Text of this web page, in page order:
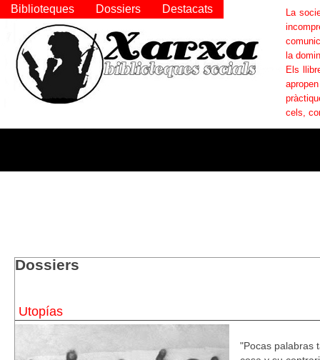
Dossiers
Utopías
"Pocas palabras
La
la
Els
cels,
Biblioteques Dossiers Destacats